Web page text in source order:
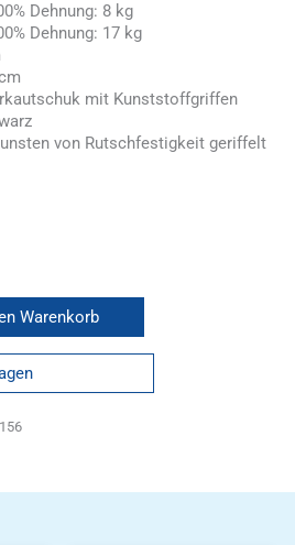
Dehnung: 8 kg
Dehnung: 17 kg
mit Kunststoffgriffen
von Rutschfestigkeit geriffelt
Warenkorb